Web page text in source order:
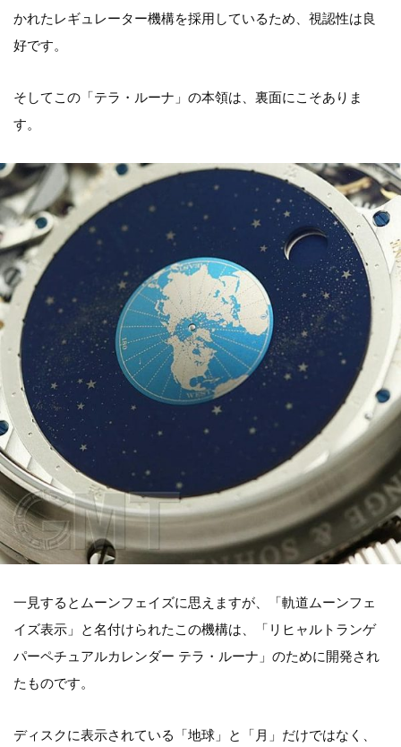
かれたレギュレーター機構を採用しているため、視認性は良
好です。
そしてこの「テラ・ルーナ」の本領は、裏面にこそありま
す。
一見するとムーンフェイズに思えますが、「軌道ムーンフェ
イズ表示」と名付けられたこの機構は、「リヒャルトランゲ
パーペチュアルカレンダー テラ・ルーナ」のために開発され
たものです。
ディスクに表示されている「地球」と「月」だけではなく、